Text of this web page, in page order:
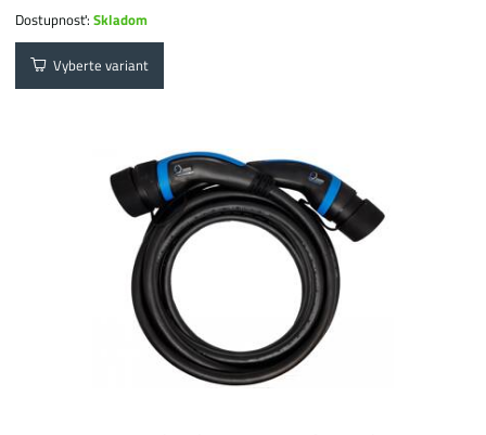
Dostupnosť:Skladom
Vyberte variant